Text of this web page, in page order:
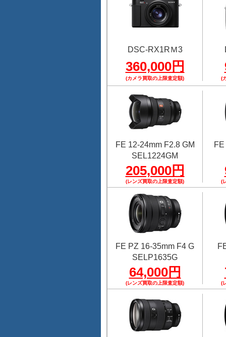
DSC-RX1RＭ3
360,000円
(カメラ買取の上限査定額) (
FE 12-24mm F2.8 GM
SEL1224GM
205,000円
(レンズ買取の上限査定額) (
FE PZ 16-35mm F4 G
SELP1635G
64,000円
(レンズ買取の上限査定額) (